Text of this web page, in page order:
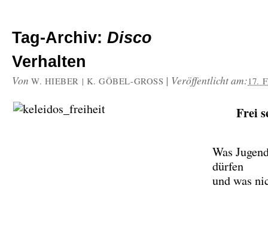
Tag-Archiv: Disco
Verhalten
Von W. HIEBER | K. GÖBEL-GROSS | Veröffentlicht am:17.
Frei
Was
dürfen
und was